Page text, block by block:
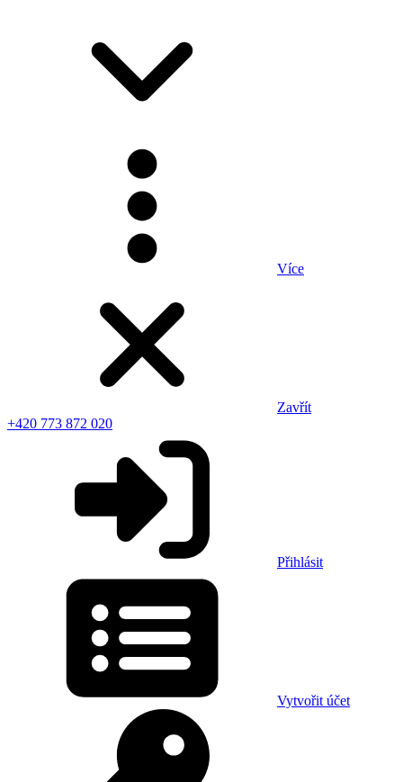
Více
Zavřít
+420 773 872 020
Přihlásit
Vytvořit účet